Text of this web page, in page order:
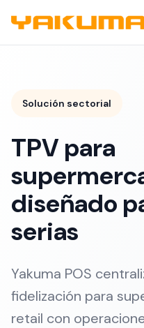
Solución sectorial
TPV para
diseñado
serias
Yakuma POS
fidelización para
retail con